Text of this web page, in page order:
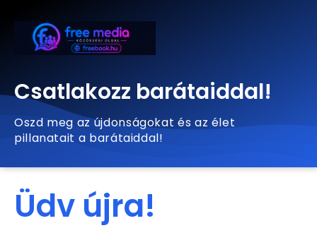
Csatlakozz barátaiddal!
Oszd meg az újdonságokat és az élet
pillanatait a barátaiddal!
Üdv újra!